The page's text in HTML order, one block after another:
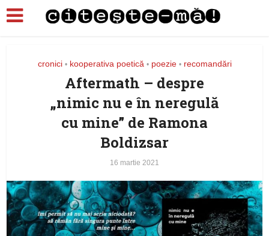
cronici • kooperativa poetică • poezie • recomandări
Aftermath – despre
„nimic nu e în neregulă
cu mine” de Ramona
Boldizsar
16 martie 2021